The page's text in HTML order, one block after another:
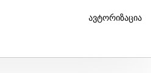
ავტორიზაცია